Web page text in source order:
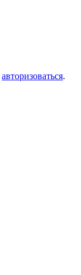
авторизоваться.